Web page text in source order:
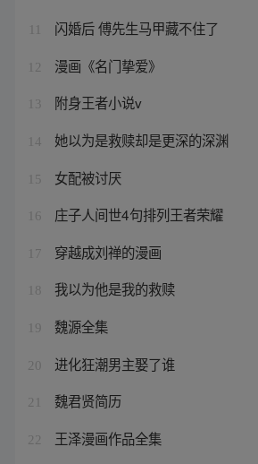
闪婚后 傅先生马甲藏不住了
12 漫画《名门挚爱》
13 附身王者小说v
14 她以为是救赎却是更深的深渊
15 女配被讨厌
16 庄子人间世4句排列王者荣耀
17 穿越成刘禅的漫画
18 我以为他是我的救赎
19 魏源全集
20 进化狂潮男主娶了谁
21 魏君贤简历
22 王泽漫画作品全集